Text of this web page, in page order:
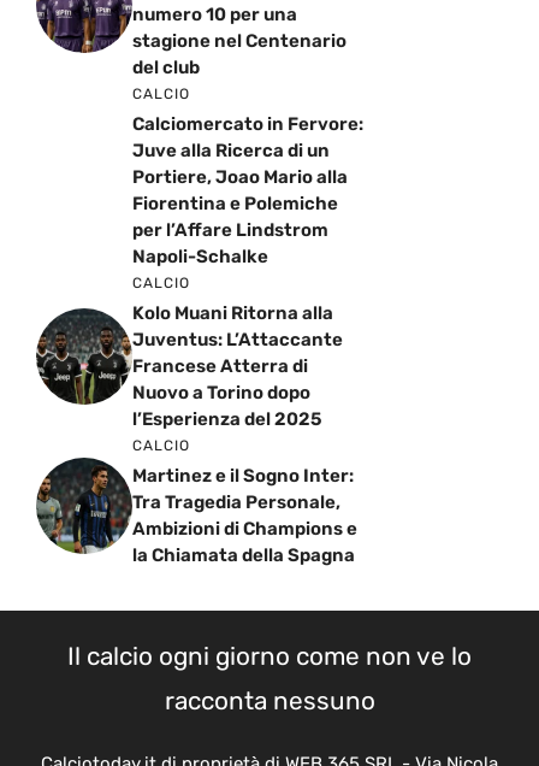
numero 10 per una
stagione nel Centenario
del club
CALCIO
Calciomercato in Fervore:
Juve alla Ricerca di un
Portiere, Joao Mario alla
Fiorentina e Polemiche
per l’Affare Lindstrom
Napoli-Schalke
CALCIO
Kolo Muani Ritorna alla
Juventus: L’Attaccante
Francese Atterra di
Nuovo a Torino dopo
l’Esperienza del 2025
CALCIO
Martinez e il Sogno Inter:
Tra Tragedia Personale,
Ambizioni di Champions e
la Chiamata della Spagna
Il calcio ogni giorno come non ve lo
racconta nessuno